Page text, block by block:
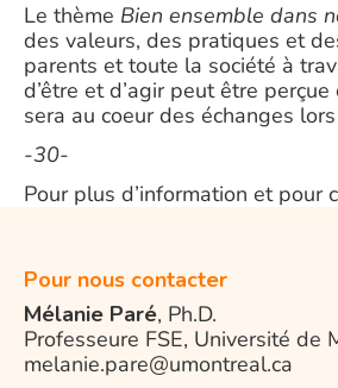
Le thème Bien ensemble dans
des valeurs, des pratiques et
parents et toute la société à
d’être et d’agir peut être
sera au coeur des échanges
-30-
Pour plus d’information et pour
Pour nous contacter
Mélanie Paré, Ph.D.
Professeure FSE, Université
melanie.pare@umontreal.ca